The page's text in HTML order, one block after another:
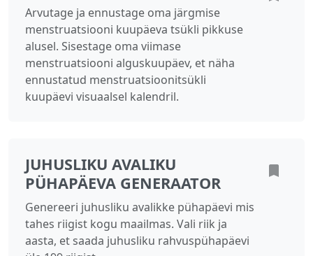
Arvutage ja ennustage oma järgmise
menstruatsiooni kuupäeva tsükli pikkuse
alusel. Sisestage oma viimase
menstruatsiooni alguskuupäev, et näha
ennustatud menstruatsioonitsükli
kuupäevi visuaalsel kalendril.
JUHUSLIKU AVALIKU
PÜHAPÄEVA GENERAATOR
Genereeri juhusliku avalikke pühapäevi mis
tahes riigist kogu maailmas. Vali riik ja
aasta, et saada juhusliku rahvuspühapäevi